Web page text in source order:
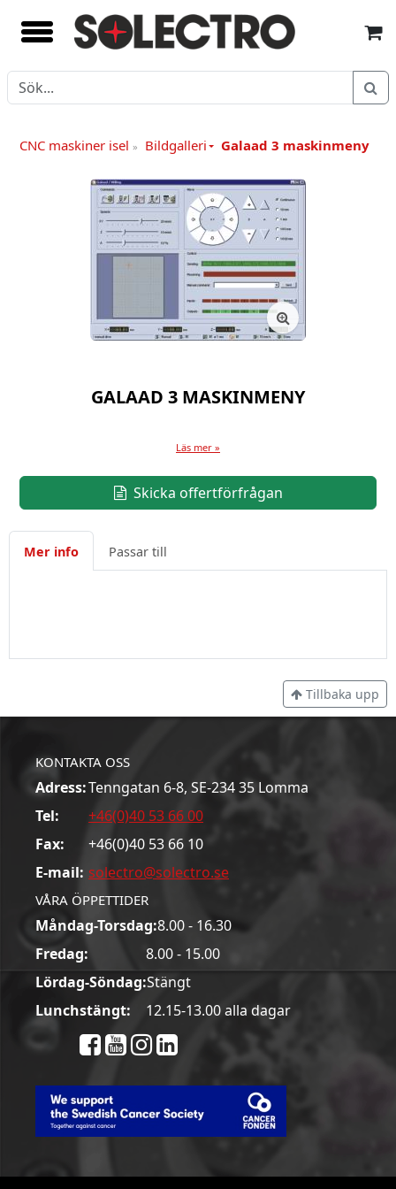
CNC maskiner isel » Bildgalleri Galaad 3 maskinmeny
GALAAD 3 MASKINMENY
Läs mer »
Skicka offertförfrågan
Mer info Passar till
Tillbaka upp
KONTAKTA OSS
Adress:Tenngatan 6-8, SE-234 35 Lomma
Tel:
+46(0)40 53 66 00
Fax:
+46(0)40 53 66 10
E-mail: solectro@solectro.se
VÅRA ÖPPETTIDER
Måndag-Torsdag:8.00 - 16.30
Fredag:
8.00 - 15.00
Lördag-Söndag:Stängt
Lunchstängt:
12.15-13.00 alla dagar